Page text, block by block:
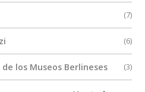
(7)
(6)
los Museos Berlineses (3)